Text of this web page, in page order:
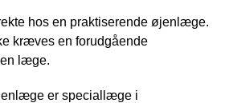
hos en praktiserende øjenlæge.
kræves en forudgående
læge.
er speciallæge i